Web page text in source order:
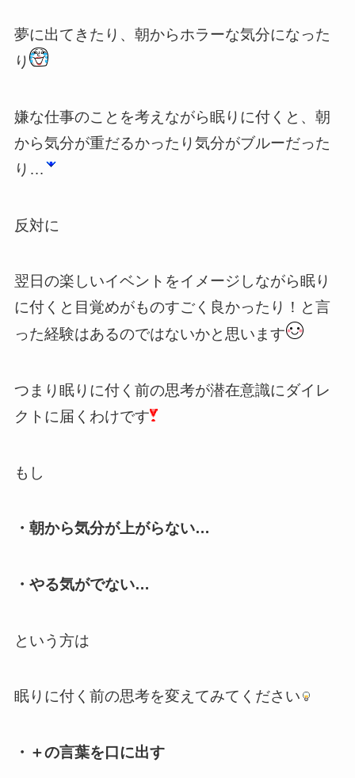
夢に出てきたり、朝からホラーな気分になった
り
嫌な仕事のことを考えながら眠りに付くと、朝
から気分が重だるかったり気分がブルーだった
り…
反対に
翌日の楽しいイベントをイメージしながら眠り
に付くと目覚めがものすごく良かったり！と言
った経験はあるのではないかと思います
つまり眠りに付く前の思考が潜在意識にダイレ
クトに届くわけです
もし
・朝から気分が上がらない…
・やる気がでない…
という方は
眠りに付く前の思考を変えてみてください
・＋の言葉を口に出す